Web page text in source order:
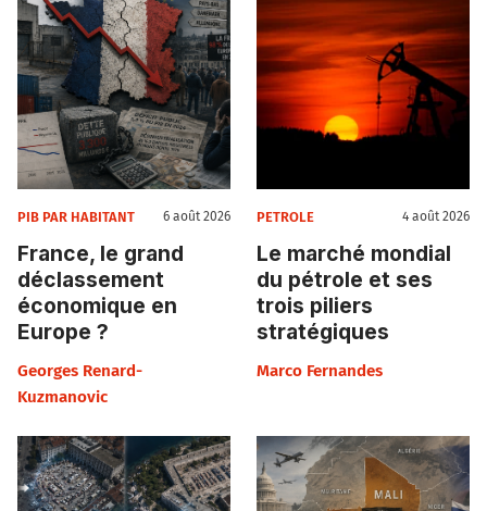
PIB PAR HABITANT 6 août 2026
France, le grand
déclassement
économique en
Europe ?
Georges Renard-
Kuzmanovic
PETROLE 4 août 2026
Le marché mondial
du pétrole et ses
trois piliers
stratégiques
Marco Fernandes